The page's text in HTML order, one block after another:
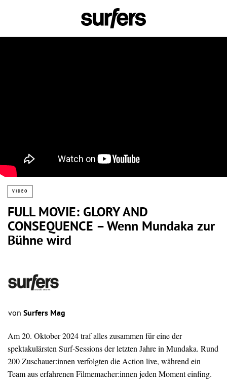
VIDEO
FULL MOVIE: GLORY AND
CONSEQUENCE – Wenn Mundaka zur
Bühne wird
von Surfers Mag
Am 20. Oktober 2024 traf alles zusammen für eine der
spektakulärsten Surf-Sessions der letzten Jahre in Mundaka. Rund
200 Zuschauer:innen verfolgten die Action live, während ein
Team aus erfahrenen Filmemacher:innen jeden Moment einfing.